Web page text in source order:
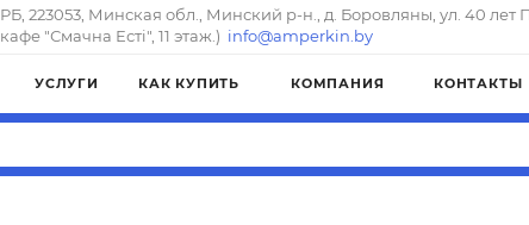
РБ, 223053, Минская обл., Минский р-н., д. Боровляны, ул. 40 лет
кафе "Смачна Естi", 11 этаж.) info@amperkin.by
УСЛУГИ КАК КУПИТЬ КОМПАНИЯ КОНТАКТЫ